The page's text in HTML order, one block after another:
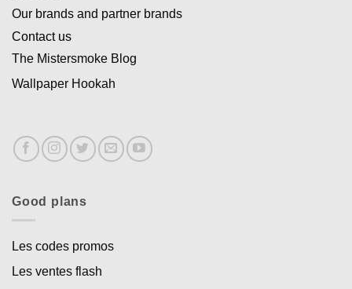
Our brands and partner brands
Contact us
The Mistersmoke Blog
Wallpaper Hookah
Good plans
Les codes promos
Les ventes flash